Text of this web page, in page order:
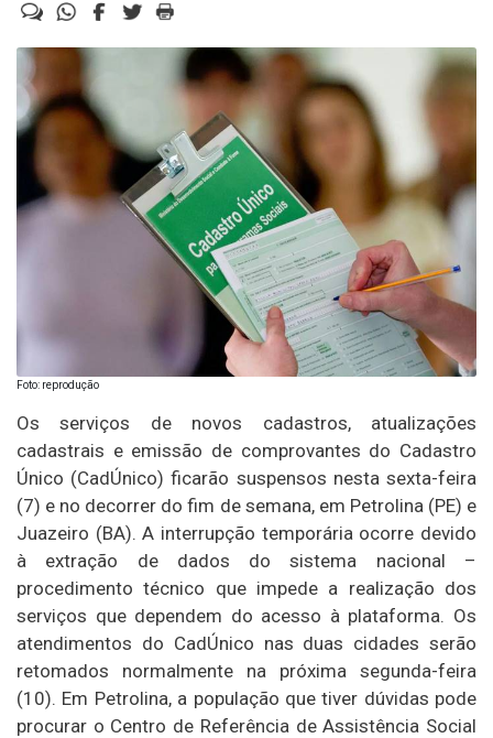
Foto: reprodução
Os serviços de novos cadastros, atualizações
cadastrais e emissão de comprovantes do Cadastro
Único (CadÚnico) ficarão suspensos nesta sexta-feira
(7) e no decorrer do fim de semana, em Petrolina (PE) e
Juazeiro (BA). A interrupção temporária ocorre devido
à extração de dados do sistema nacional –
procedimento técnico que impede a realização dos
serviços que dependem do acesso à plataforma. Os
atendimentos do CadÚnico nas duas cidades serão
retomados normalmente na próxima segunda-feira
(10). Em Petrolina, a população que tiver dúvidas pode
procurar o Centro de Referência de Assistência Social